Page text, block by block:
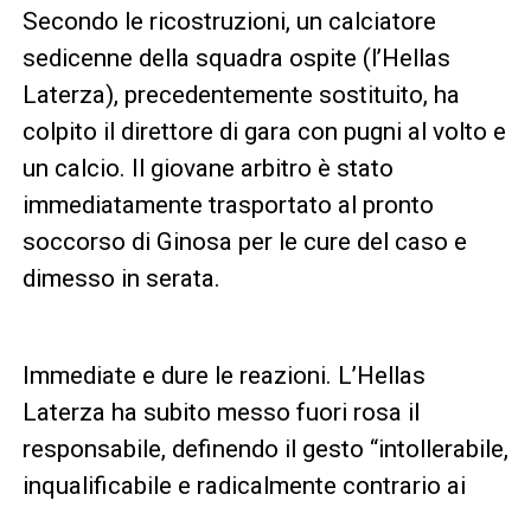
Secondo le ricostruzioni, un calciatore
sedicenne della squadra ospite (l’Hellas
Laterza), precedentemente sostituito, ha
colpito il direttore di gara con pugni al volto e
un calcio. Il giovane arbitro è stato
immediatamente trasportato al pronto
soccorso di Ginosa per le cure del caso e
dimesso in serata.
Immediate e dure le reazioni. L’Hellas
Laterza ha subito messo fuori rosa il
responsabile, definendo il gesto “intollerabile,
inqualificabile e radicalmente contrario ai